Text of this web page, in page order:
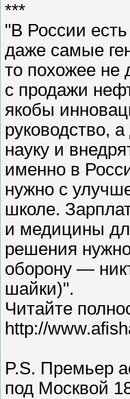
***
"В России
даже самые
то похожее не
с продажи
якобы
руководство,
науку и
именно в
нужно с
школе.
и медицины
решения
оборону —
шайки)".
Читайте
http://
P.S. Премьер
под Москвой